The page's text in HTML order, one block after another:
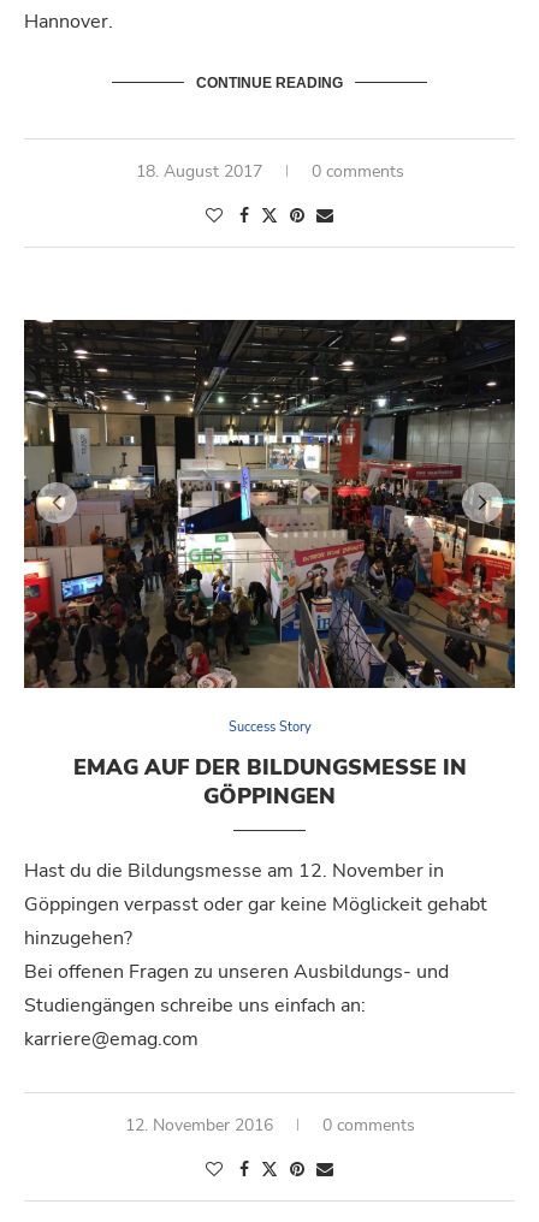
Hannover.
CONTINUE READING
18. August 2017 0 comments
Success Story
EMAG AUF DER BILDUNGSMESSE IN
GÖPPINGEN
Hast du die Bildungsmesse am 12. November in
Göppingen verpasst oder gar keine Möglickeit gehabt
hinzugehen?
Bei offenen Fragen zu unseren Ausbildungs- und
Studiengängen schreibe uns einfach an:
karriere@emag.com
12. November 2016 0 comments